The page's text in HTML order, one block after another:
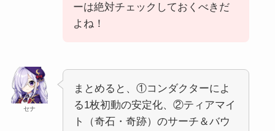
ーは絶対チェックしておくべきだ
よね！
セナ
まとめると、①コンダクターによ
る1枚初動の安定化、②ティアマイ
ト（奇石・奇跡）のサーチ＆バウ